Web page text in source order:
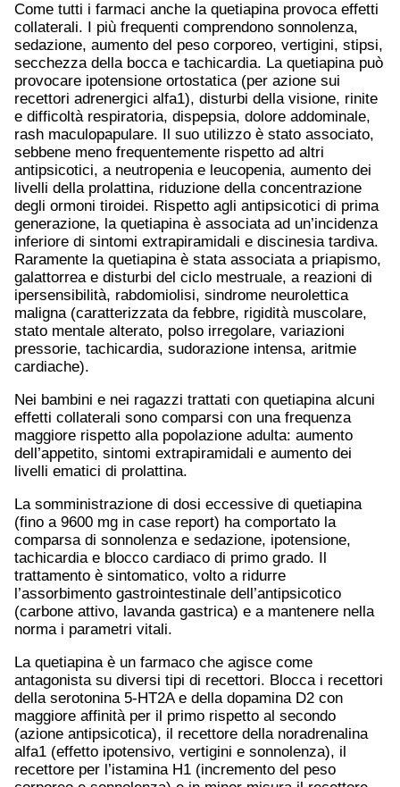
Come tutti i farmaci anche la quetiapina provoca effetti
collaterali. I più frequenti comprendono sonnolenza,
sedazione, aumento del peso corporeo, vertigini, stipsi,
secchezza della bocca e tachicardia. La quetiapina può
provocare ipotensione ortostatica (per azione sui
recettori adrenergici alfa1), disturbi della visione, rinite
e difficoltà respiratoria, dispepsia, dolore addominale,
rash maculopapulare. Il suo utilizzo è stato associato,
sebbene meno frequentemente rispetto ad altri
antipsicotici, a neutropenia e leucopenia, aumento dei
livelli della prolattina, riduzione della concentrazione
degli ormoni tiroidei. Rispetto agli antipsicotici di prima
generazione, la quetiapina è associata ad un’incidenza
inferiore di sintomi extrapiramidali e discinesia tardiva.
Raramente la quetiapina è stata associata a priapismo,
galattorrea e disturbi del ciclo mestruale, a reazioni di
ipersensibilità, rabdomiolisi, sindrome neurolettica
maligna (caratterizzata da febbre, rigidità muscolare,
stato mentale alterato, polso irregolare, variazioni
pressorie, tachicardia, sudorazione intensa, aritmie
cardiache).
Nei bambini e nei ragazzi trattati con quetiapina alcuni
effetti collaterali sono comparsi con una frequenza
maggiore rispetto alla popolazione adulta: aumento
dell’appetito, sintomi extrapiramidali e aumento dei
livelli ematici di prolattina.
La somministrazione di dosi eccessive di quetiapina
(fino a 9600 mg in case report) ha comportato la
comparsa di sonnolenza e sedazione, ipotensione,
tachicardia e blocco cardiaco di primo grado. Il
trattamento è sintomatico, volto a ridurre
l’assorbimento gastrointestinale dell’antipsicotico
(carbone attivo, lavanda gastrica) e a mantenere nella
norma i parametri vitali.
La quetiapina è un farmaco che agisce come
antagonista su diversi tipi di recettori. Blocca i recettori
della serotonina 5-HT2A e della dopamina D2 con
maggiore affinità per il primo rispetto al secondo
(azione antipsicotica), il recettore della noradrenalina
alfa1 (effetto ipotensivo, vertigini e sonnolenza), il
recettore per l’istamina H1 (incremento del peso